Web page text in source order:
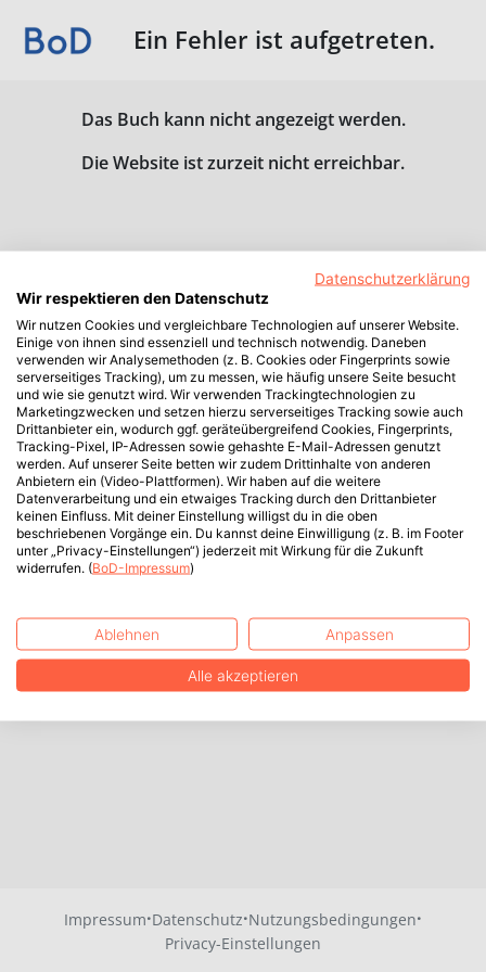
Ein Fehler ist aufgetreten.
Das Buch kann nicht angezeigt werden.
Die Website ist zurzeit nicht erreichbar.
Impressum·Datenschutz·Nutzungsbedingungen·
Privacy-Einstellungen
Datenschutzerklärung
Wir respektieren den Datenschutz
Wir nutzen Cookies und vergleichbare Technologien auf unserer Website.
Einige von ihnen sind essenziell und technisch notwendig. Daneben
verwenden wir Analysemethoden (z. B. Cookies oder Fingerprints sowie
serverseitiges Tracking), um zu messen, wie häufig unsere Seite besucht
und wie sie genutzt wird. Wir verwenden Trackingtechnologien zu
Marketingzwecken und setzen hierzu serverseitiges Tracking sowie auch
Drittanbieter ein, wodurch ggf. geräteübergreifend Cookies, Fingerprints,
Tracking-Pixel, IP-Adressen sowie gehashte E-Mail-Adressen genutzt
werden. Auf unserer Seite betten wir zudem Drittinhalte von anderen
Anbietern ein (Video-Plattformen). Wir haben auf die weitere
Datenverarbeitung und ein etwaiges Tracking durch den Drittanbieter
keinen Einfluss. Mit deiner Einstellung willigst du in die oben
beschriebenen Vorgänge ein. Du kannst deine Einwilligung (z. B. im Footer
unter „Privacy-Einstellungen“) jederzeit mit Wirkung für die Zukunft
widerrufen. (BoD-Impressum)
Ablehnen Anpassen
Alle akzeptieren